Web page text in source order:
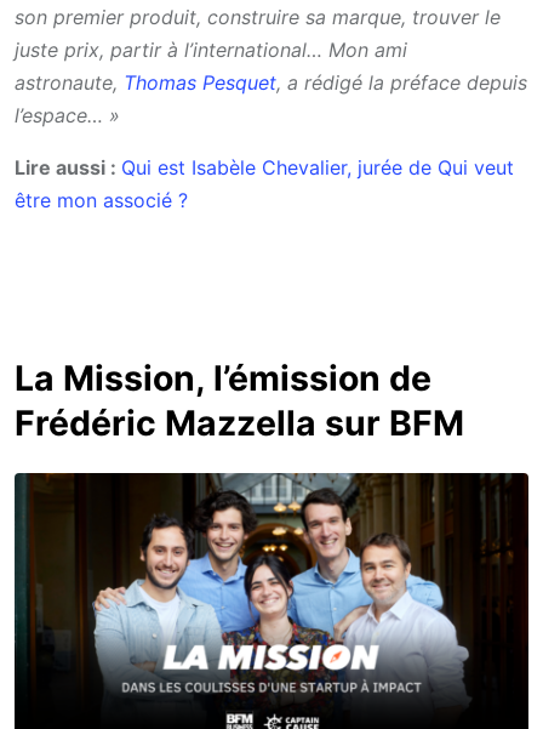
son premier produit, construire sa marque, trouver le
juste prix, partir à l’international… Mon ami
astronaute, Thomas Pesquet, a rédigé la préface depuis
l’espace… »
Lire aussi : Qui est Isabèle Chevalier, jurée de Qui veut
être mon associé ?
La Mission, l’émission de
Frédéric Mazzella sur BFM